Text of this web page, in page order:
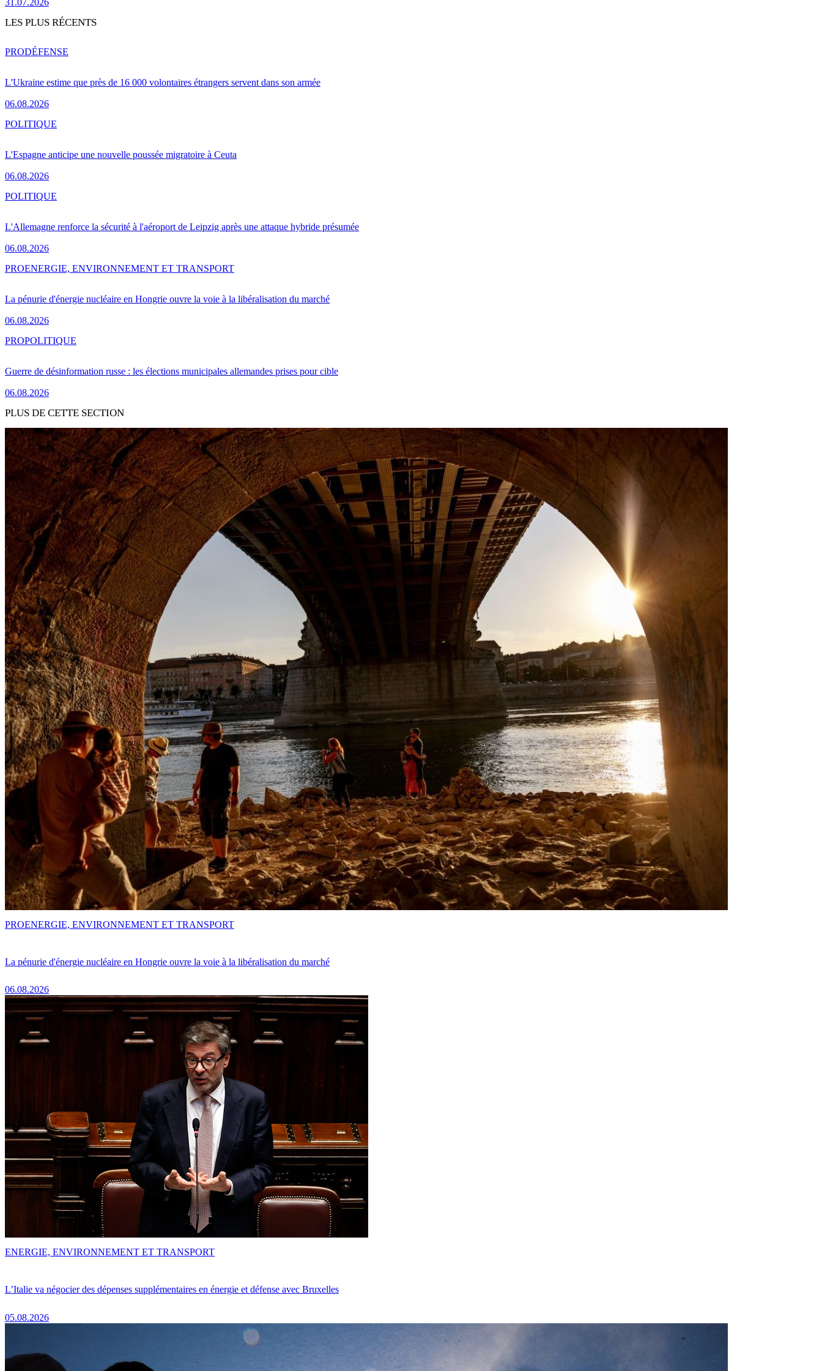
LES PLUS RÉCENTS
L'Ukraine estime que près de 16 000 volontaires étrangers servent dans son armée
06.08.2026
PRODÉFENSE
L'Espagne anticipe une nouvelle poussée migratoire à Ceuta
06.08.2026
POLITIQUE
L'Allemagne renforce la sécurité à l'aéroport de Leipzig après une attaque hybride présumée
06.08.2026
POLITIQUE
La pénurie d'énergie nucléaire en Hongrie ouvre la voie à la libéralisation du marché
06.08.2026
PROENERGIE, ENVIRONNEMENT ET TRANSPORT
Guerre de désinformation russe : les élections municipales allemandes prises pour cible
06.08.2026
PROPOLITIQUE
PLUS DE CETTE SECTION
La pénurie d'énergie nucléaire en Hongrie ouvre la voie à la libéralisation du marché
06.08.2026
PROENERGIE, ENVIRONNEMENT ET TRANSPORT
L’Italie va négocier des dépenses supplémentaires en énergie et défense avec Bruxelles
05.08.2026
ENERGIE, ENVIRONNEMENT ET TRANSPORT